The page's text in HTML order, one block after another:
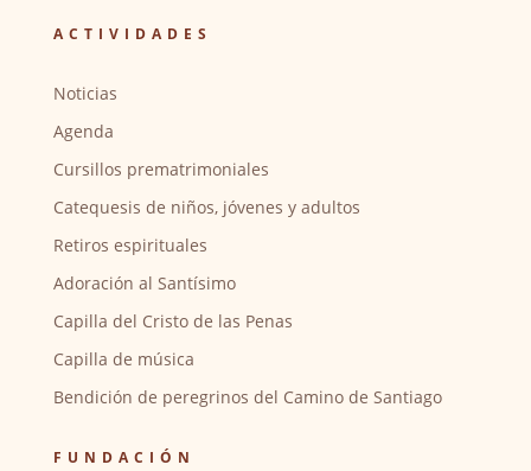
ACTIVIDADES
Noticias
Agenda
Cursillos prematrimoniales
Catequesis de niños, jóvenes y adultos
Retiros espirituales
Adoración al Santísimo
Capilla del Cristo de las Penas
Capilla de música
Bendición de peregrinos del Camino de Santiago
FUNDACIÓN